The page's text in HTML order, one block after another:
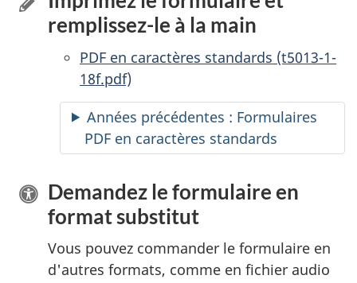
remplissez-le à la main
PDF en caractères standards (t5013-1-
18f.pdf)
Années précédentes : Formulaires
PDF en caractères standards
Demandez le formulaire en
format substitut
Vous pouvez commander le formulaire en
d'autres formats, comme en fichier audio